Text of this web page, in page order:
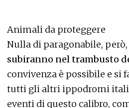
Animali da proteggere
Nulla di paragonabile,
subiranno nel trambusto
convivenza è possibile e si
tutti gli altri ippodromi
eventi di questo calibro,